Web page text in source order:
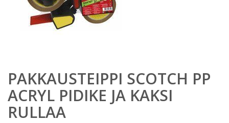
PAKKAUSTEIPPI SCOTCH PP
ACRYL PIDIKE JA KAKSI
RULLAA